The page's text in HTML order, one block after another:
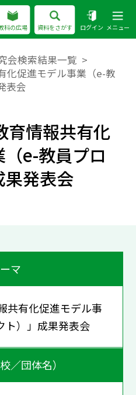
科の広場 資料をさがす ログイン メニュー
会検索結果一覧
化促進モデル事業（e-教
表会
育情報共有化
e-教員プロ
果発表会
マ
共有化促進モデル事
ト）」成果発表会
／団体名）